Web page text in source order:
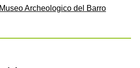
Archeologico del Barro